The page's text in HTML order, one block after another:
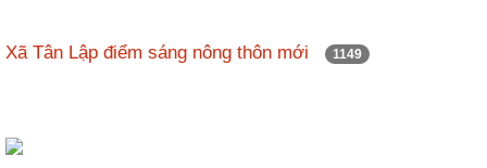
Xã Tân Lập điểm sáng nông thôn mới 1149